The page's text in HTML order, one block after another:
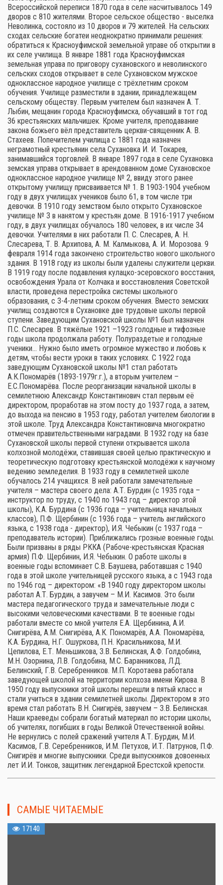
Всероссийской переписи 1870 года в селе насчитывалось 149
дворов с 810 жителями. Второе сельское общество - выселка
Неволинка, состояло из 10 дворов и 79 жителей. На сельских
сходах сельские богатеи неоднократно принимали решения:
обратиться к Красноуфимской земельной управе об открытии в
их селе училища. В январе 1881 года Красноуфимская
земельная управа по приговору сухановского и неволинского
сельских сходов открывает в селе Сухановском мужское
одноклассное народное училище с трёхлетним сроком
обучения. Училище разместили в здании, принадлежащем
сельскому обществу. Первым учителем был назначен А. Т.
Лыбин, мещанин города Красноуфимска, обучавший в тот год
36 крестьянских мальчишек. Кроме учителя, преподавание
закона божьего вёл представитель церкви-священник А. В.
Стахеев. Попечителем училища с 1881 года назначен
неграмотный крестьянин села Сухановка И. И. Токарев,
занимавшийся торговлей. В январе 1897 года в селе Сухановка
земская управа открывает в арендованном доме Сухановское
одноклассное народное училище № 2, ввиду этого ранее
открытому училищу присваивается № 1. В 1903-1904 учебном
году в двух училищах учеников было 61, в том числе три
девочки. В 1910 году земством было открыто Сухановское
училище № 3 в нанятом у крестьян доме. В 1916-1917 учебном
году, в двух училищах обучалось 180 человек, в их числе 34
девочки. Учителями в них работали П. С. Слесарев, А. Н.
Слесарева, Т. В. Архипова, А. М. Калмыкова, А. И. Морозова. 9
февраля 1914 года закончено строительство нового школьного
здания. В 1918 году из школы были удалены служители церкви.
В 1919 году после подавления кулацко-эсеровского восстания,
освобождения Урала от Колчака и восстановления Советской
власти, проведена перестройка системы школьного
образования, с 3-4-летним сроком обучения. Вместо земских
училищ создаются в Сухановке две трудовые школы первой
ступени. Заведующим Сухановской школы №1 был назначен
П.С. Слесарев. В тяжёлые 1921 –1923 голодные и тифозные
годы школа продолжала работу. Полураздетые и голодные
ученики… Нужно было иметь огромное мужество и любовь к
детям, чтобы вести уроки в таких условиях. С 1922 года
заведующим Сухановской школы №1 стал работать
А.К.Пономарёв (1893-1979г.г.), а вторым учителем –
Е.С.Пономарёва. После реорганизации начальной школы в
семилетнюю Александр Константинович стал первым её
директором, проработав на этом посту до 1937 года, а затем,
до выхода на пенсию в 1953 году, работал учителем биологии в
этой школе. Труд Александра Константиновича многократно
отмечен правительственными наградами. В 1932 году на базе
Сухановской школы первой ступени открывается школа
колхозной молодёжи, ставившая своей целью практическую и
теоретическую подготовку крестьянской молодёжи к научному
ведению земледелия. В 1933 году в семилетней школе
обучалось 214 учащихся. В ней работали замечательные
учителя – мастера своего дела: А.Т. Бурдин (с 1935 года –
инструктор по труду, с 1940 по 1943 год – директор этой
школы), К.А. Бурдина (с 1936 года – учительница начальных
классов), П.Ф. Щербинин (с 1936 года – учитель английского
языка, с 1938 года - директор), И.Я. Чебыкин (с 1937 года –
преподаватель истории). Приближались грозные военные годы.
Были призваны в ряды РККА (Рабоче-крестьянская Красная
армия) П.Ф. Щербинин, И.Я. Чебыкин. О работе школы в
военные годы вспоминает С.В. Баушева, работавшая с 1940
года в этой школе учительницей русского языка, а с 1943 года
по 1946 год – директором: «В 1940 году директором школы
работал А.Т. Бурдин, а завучем – М.И. Касимов. Это были
мастера педагогического труда и замечательные люди с
высокими человеческими качествами. В те военные годы
работали вместе со мной учителя Е.А. Щербинина, А.И.
Снигирёва, А.М. Снигирёва, А.К. Пономарёв, А.А. Пономарёва,
К.А. Бурдина, Н.Г. Ошуркова, П.Н. Красильникова, М.И.
Цепилова, Е.Т. Меньшикова, З.В. Белинская, А.Ф. Голдобина,
М.Н. Озорнина, Л.В. Голдобина, М.С. Баранникова, Л.Д.
Белинский, Г.В. Серебренников. М.П. Коротаева работала
заведующей школой на территории колхоза имени Кирова. В
1950 году выпускники этой школы перешли в пятый класс и
стали учиться в здании семилетней школы. Директором в это
время стал работать В.Н. Снигирёв, завучем – З.В. Белинская.
Наши краеведы собрали богатый материал по истории школы,
об учителях, погибших в годы Великой Отечественной войны.
Не вернулись с полей сражений учителя А.Т. Бурдин, М.И.
Касимов, Г.В. Серебренников, И.М. Петухов, И.Т. Патрунов, П.Ф.
Снигирёв и многие выпускники. Среди выпускников довоенных
лет И.И. Тонков, защитник легендарной Брестской крепости.
САМЫЕ ЧИТАЕМЫЕ
17140